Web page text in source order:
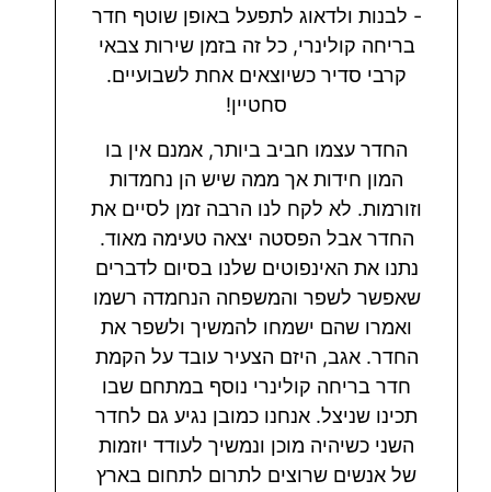
- לבנות ולדאוג לתפעל באופן שוטף חדר
בריחה קולינרי, כל זה בזמן שירות צבאי
קרבי סדיר כשיוצאים אחת לשבועיים.
סחטיין!
החדר עצמו חביב ביותר, אמנם אין בו
המון חידות אך ממה שיש הן נחמדות
וזורמות. לא לקח לנו הרבה זמן לסיים את
החדר אבל הפסטה יצאה טעימה מאוד.
נתנו את האינפוטים שלנו בסיום לדברים
שאפשר לשפר והמשפחה הנחמדה רשמו
ואמרו שהם ישמחו להמשיך ולשפר את
החדר. אגב, היזם הצעיר עובד על הקמת
חדר בריחה קולינרי נוסף במתחם שבו
תכינו שניצל. אנחנו כמובן נגיע גם לחדר
השני כשיהיה מוכן ונמשיך לעודד יוזמות
של אנשים שרוצים לתרום לתחום בארץ